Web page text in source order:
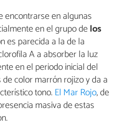
encontrarse en algunas
en el grupo delos
es parecida a la de la
A a absorber la luz
en el periodo inicial del
color marrón rojizo y da a
tono. El Mar Rojo, de
masiva de estas